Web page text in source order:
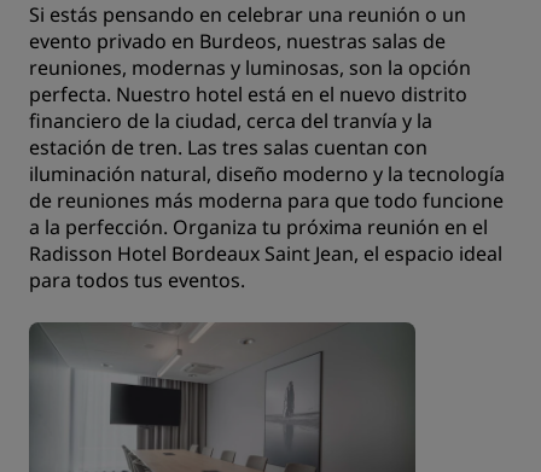
Si estás pensando en celebrar una reunión o un
evento privado en Burdeos, nuestras salas de
reuniones, modernas y luminosas, son la opción
perfecta. Nuestro hotel está en el nuevo distrito
financiero de la ciudad, cerca del tranvía y la
estación de tren. Las tres salas cuentan con
iluminación natural, diseño moderno y la tecnología
de reuniones más moderna para que todo funcione
a la perfección. Organiza tu próxima reunión en el
Radisson Hotel Bordeaux Saint Jean, el espacio ideal
para todos tus eventos.